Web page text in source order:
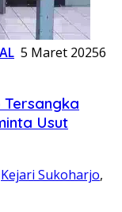
5 Maret 20256
Tersangka
Usut
Kejari Sukoharjo,